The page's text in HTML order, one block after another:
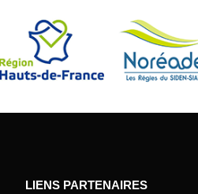
LIENS PARTENAIRES